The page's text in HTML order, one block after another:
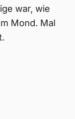
war, wie
Mond. Mal